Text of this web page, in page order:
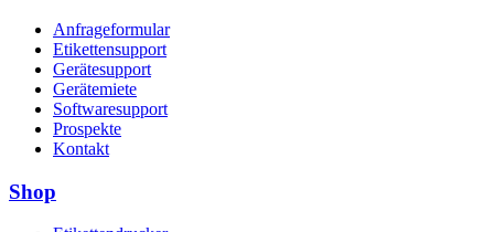
Anfrageformular
Etikettensupport
Gerätesupport
Gerätemiete
Softwaresupport
Prospekte
Kontakt
Shop